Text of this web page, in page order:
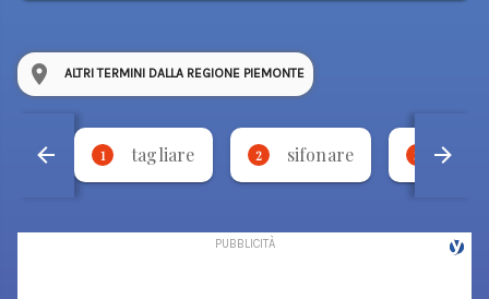
ALTRI TERMINI DALLA REGIONE PIEMONTE
1 tagliare 2 sifonare 3